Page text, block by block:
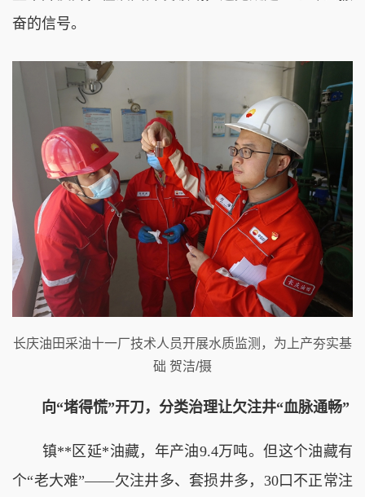
奋的信号。
长庆油田采油十一厂技术人员开展水质监测，为上产夯实基
础 贺洁/摄
向“堵得慌”开刀，分类治理让欠注井“血脉通畅”
镇**区延*油藏，年产油9.4万吨。但这个油藏有
个“老大难”——欠注井多、套损井多，30口不正常注